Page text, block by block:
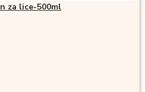
za lice-500ml